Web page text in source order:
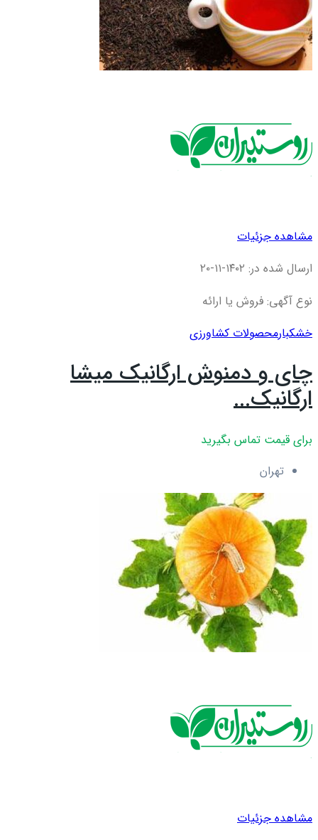
مشاهده جزئیات
ارسال شده در: ۱۴۰۲-۱۱-۲۰
نوع آگهی: فروش یا ارائه
خشکبارمحصولات کشاورزی
چای و دمنوش ارگانیک میشا
ارگانیک...
برای قیمت تماس بگیرید
تهران
مشاهده جزئیات